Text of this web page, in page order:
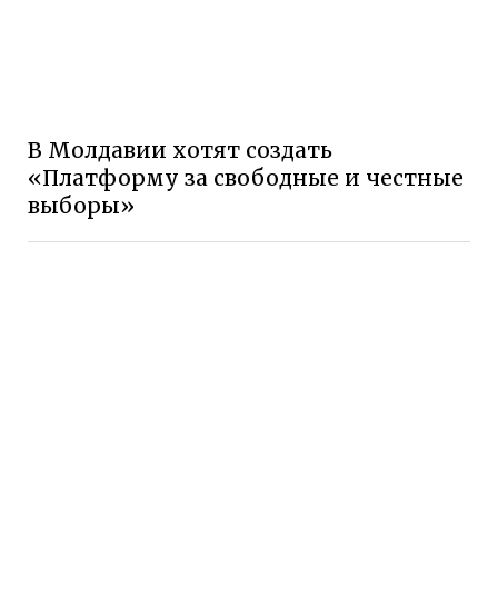
В Молдавии хотят создать
«Платформу за свободные и честные
выборы»